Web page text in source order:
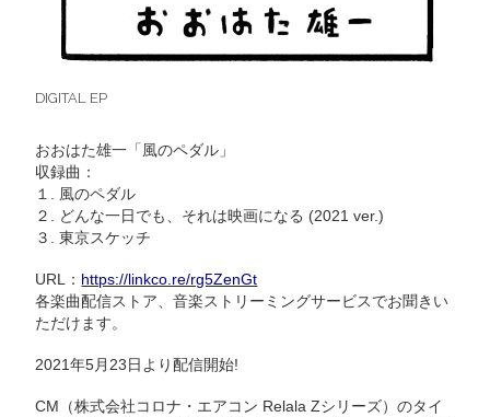
DIGITAL EP
おおはた雄一「風のペダル」
収録曲：
１. 風のペダル
２. どんな一日でも、それは映画になる (2021 ver.)
３. 東京スケッチ
URL： https://linkco.re/rg5ZenGt
各楽曲配信ストア、音楽ストリーミングサービスでお聞きい
ただけます。
2021年5月23日より配信開始!
CM（株式会社コロナ・エアコン Relala Zシリーズ）のタイ